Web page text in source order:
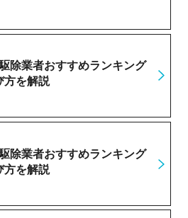
除業者おすすめランキング
方を解説
除業者おすすめランキング
方を解説